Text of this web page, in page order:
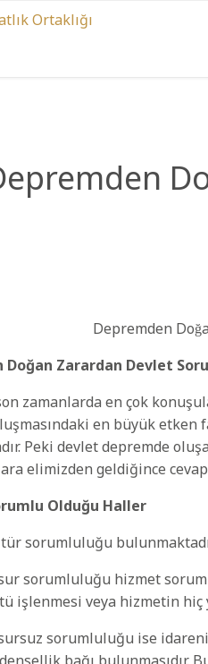
Doğan Zarardan Devlet
zamanlarda en çok
en büyük etken
Peki devlet depremde
elimizden geldiğince
Olduğu Haller
sorumluluğu
sorumluluğu hizmet
işlenmesi veya hizmetin hiç
sorumluluğu ise